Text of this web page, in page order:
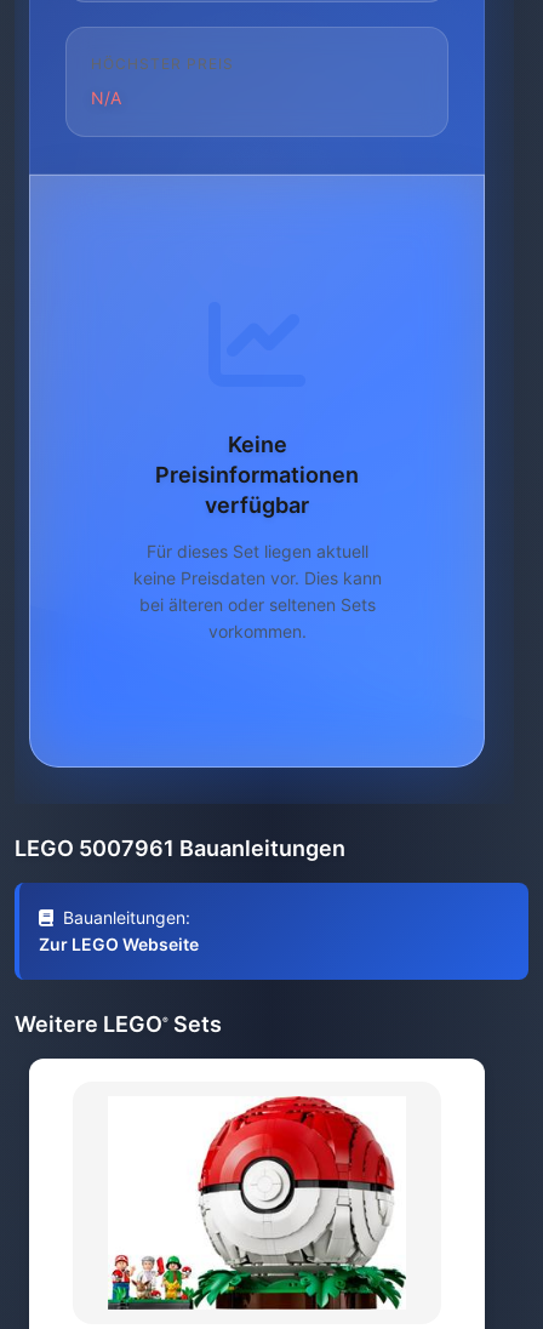
HÖCHSTER PREIS
N/A
Keine
Preisinformationen
verfügbar
Für dieses Set liegen aktuell
keine Preisdaten vor. Dies kann
bei älteren oder seltenen Sets
vorkommen.
LEGO 5007961 Bauanleitungen
Bauanleitungen:
Zur LEGO Webseite
Weitere LEGO® Sets